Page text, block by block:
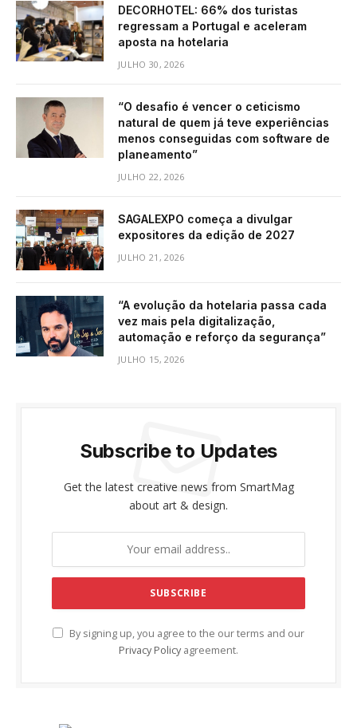
DECORHOTEL: 66% dos turistas
regressam a Portugal e aceleram
aposta na hotelaria
JULHO 30, 2026
“O desafio é vencer o ceticismo
natural de quem já teve experiências
menos conseguidas com software de
planeamento”
JULHO 22, 2026
SAGALEXPO começa a divulgar
expositores da edição de 2027
JULHO 21, 2026
“A evolução da hotelaria passa cada
vez mais pela digitalização,
automação e reforço da segurança”
JULHO 15, 2026
Subscribe to Updates
Get the latest creative news from SmartMag
about art & design.
By signing up, you agree to the our terms and our
Privacy Policy agreement.